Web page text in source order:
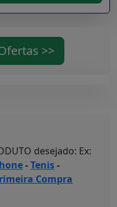
>>
desejado: Ex:
-Tenis-
Compra